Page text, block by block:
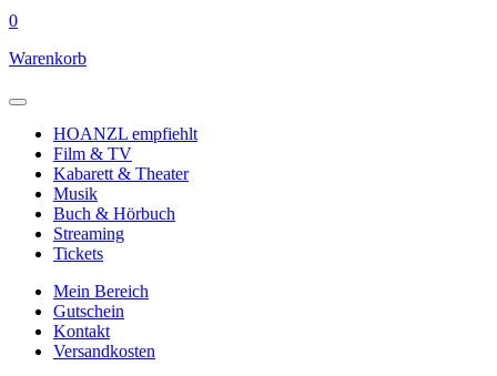
0
Warenkorb
HOANZL empfiehlt
Film & TV
Kabarett & Theater
Musik
Buch & Hörbuch
Streaming
Tickets
Mein Bereich
Gutschein
Kontakt
Versandkosten